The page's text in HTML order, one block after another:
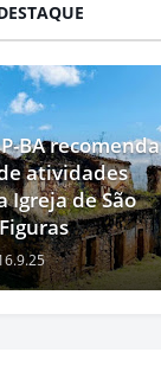
BA recomenda
atividades
Igreja de São